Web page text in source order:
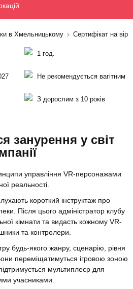
в Хмельницькому Сертифікат на
1 год.
Не рекомендується вагітним
З дорослим з 10 років
занурення у світ
управління VR-персонажами
реальності.
короткий інструктаж про
Після цього адміністратор клубу
кімнати та видасть кожному VR-
та контролери.
будь-якого жанру, сценарію, рівня
переміщатимуться ігровою зоною
мультиплеєр для
учасниками.